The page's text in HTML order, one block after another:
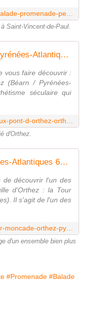
Saint-Vincent-de-Paul.
Vieux pont d'Orthez , Orthez ( Pyrénées-Atlantiques 64 ) AA - ONVQF.over-blog.com
vous faire découvrir :
(Béarn / Pyrénées-
séculaire qui
d'Orthez.
Tour Moncade , Orthez ( Pyrénées-Atlantiques 64 ) AA - ONVQF.over-blog.com
de découvrir l'un des
d'Orthez : la Tour
Il s'agit de l'un des
d'un ensemble bien plus
#Promenade #Balade